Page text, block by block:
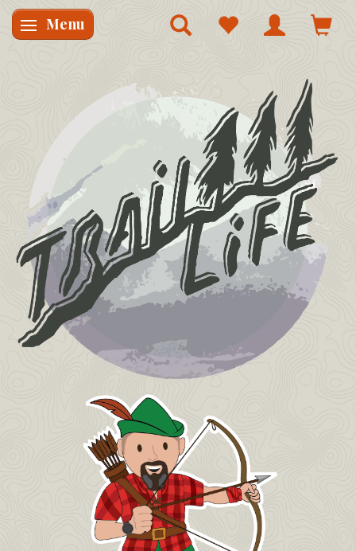
Skifte navigation
Menu